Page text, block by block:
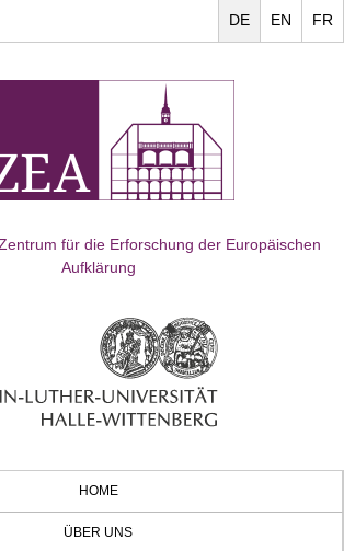
FR
EN
DE
für die Erforschung der Europäischen
Aufklärung
HOME
ÜBER UNS